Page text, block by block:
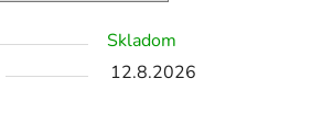
Skladom
12.8.2026